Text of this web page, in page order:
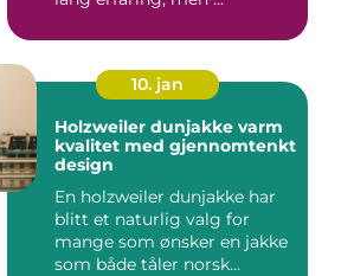
10. jan
Holzweiler dunjakke varm
kvalitet med gjennomtenkt
design
En holzweiler dunjakke har
blitt et naturlig valg for
mange som ønsker en jakke
som både tåler norsk...